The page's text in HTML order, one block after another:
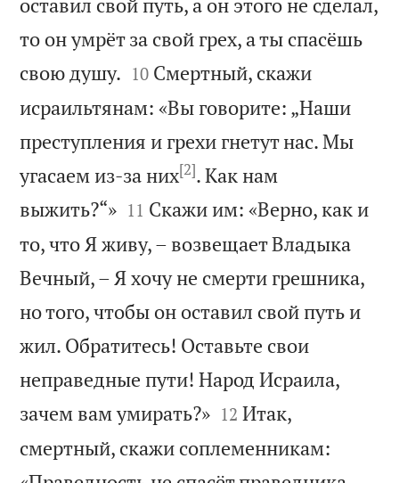
то он умрёт за свой грех, а ты спасёшь
свою душу. 

10 Смертный, скажи
исраильтянам: «Вы говорите: „Наши
преступления и грехи гнетут нас. Мы
угасаем из-за них[2]. Как нам
выжить?“»
11 Скажи им: «Верно, как и
то, что Я живу, – возвещает Владыка
Вечный, – Я хочу не смерти грешника,
но того, чтобы он оставил свой путь и
жил. Обратитесь! Оставьте свои
неправедные пути! Народ Исраила,
зачем вам умирать?»
12 Итак,
смертный, скажи соплеменникам: